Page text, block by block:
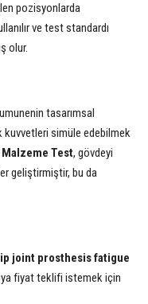
pozisyonlarda
ve test standardı
olur.
tasarımsal
kuvvetleri simüle edebilmek
Malzeme Test, gövdeyi
geliştirmiştir, bu da
joint prosthesis fatigue
fiyat teklifi istemek için